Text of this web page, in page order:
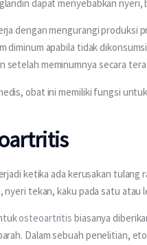
dapat menyebabkan nyeri,
dengan mengurangi produksi
diminum apabila tidak
setelah meminumnya secara
obat ini memiliki fungsi
ketika ada kerusakan tulang
nyeri tekan, kaku pada satu atau
osteoartritis biasanya
Dalam sebuah penelitian,